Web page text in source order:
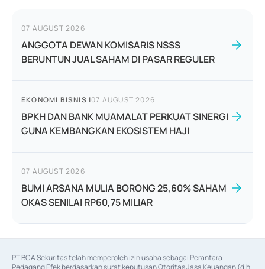
07 AUGUST 2026
ANGGOTA DEWAN KOMISARIS NSSS
BERUNTUN JUAL SAHAM DI PASAR REGULER
EKONOMI BISNIS |07 AUGUST 2026
BPKH DAN BANK MUAMALAT PERKUAT SINERGI
GUNA KEMBANGKAN EKOSISTEM HAJI
07 AUGUST 2026
BUMI ARSANA MULIA BORONG 25,60% SAHAM
OKAS SENILAI RP60,75 MILIAR
PT BCA Sekuritas telah memperoleh izin usaha sebagai Perantara
Pedagang Efek berdasarkan surat keputusan Otoritas Jasa Keuangan (d.h